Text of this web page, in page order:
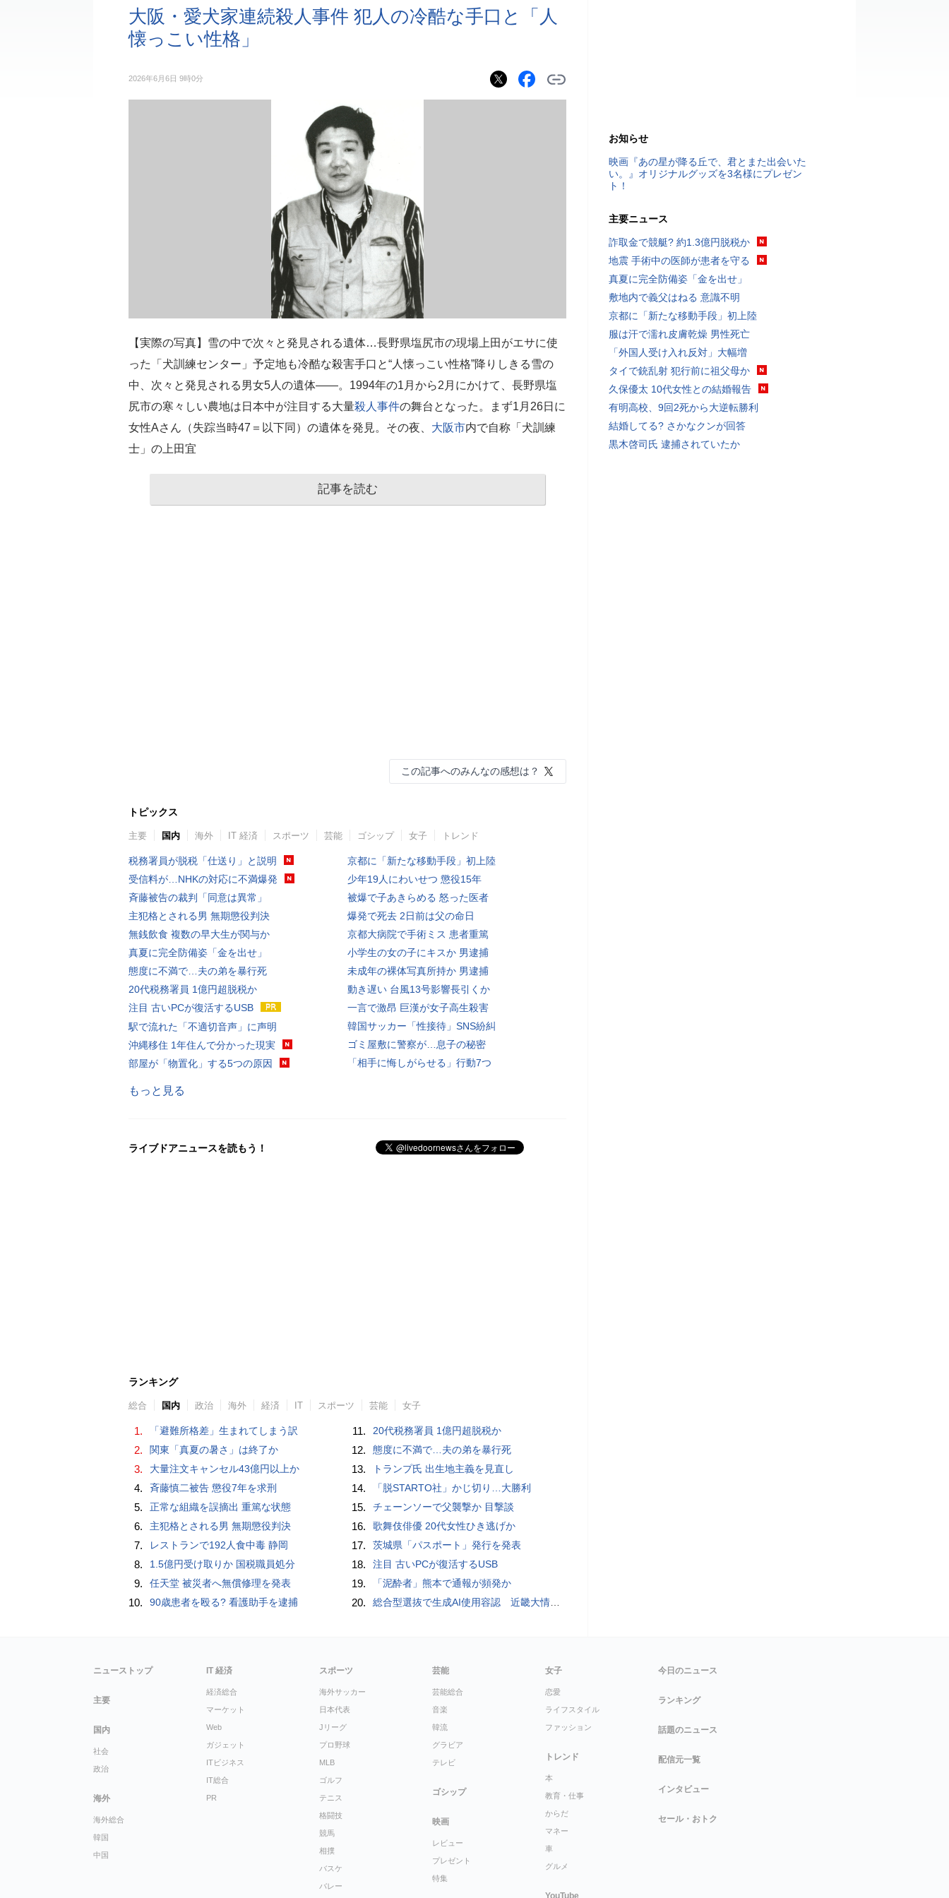
大阪・愛犬家連続殺人事件 犯人の冷酷な手口と「人
懐っこい性格」
2026年6月6日 9時0分
【実際の写真】雪の中で次々と発見される遺体…長野県塩尻市の現場上田がエサに使
った「犬訓練センター」予定地も冷酷な殺害手口と“人懐っこい性格”降りしきる雪の
中、次々と発見される男女5人の遺体――。1994年の1月から2月にかけて、長野県塩
尻市の寒々しい農地は日本中が注目する大量殺人事件の舞台となった。まず1月26日に
女性Aさん（失踪当時47＝以下同）の遺体を発見。その夜、 大阪市内で自称「犬訓練
士」の上田宜
記事を読む
この記事へのみんなの感想は？
トピックス
主要 国内 海外 IT 経済 スポーツ 芸能 ゴシップ 女子 トレンド
税務署員が脱税「仕送り」と説明
受信料が…NHKの対応に不満爆発
斉藤被告の裁判「同意は異常」
主犯格とされる男 無期懲役判決
無銭飲食 複数の早大生が関与か
真夏に完全防備姿「金を出せ」
態度に不満で…夫の弟を暴行死
20代税務署員 1億円超脱税か
注目 古いPCが復活するUSB
駅で流れた「不適切音声」に声明
沖縄移住 1年住んで分かった現実
部屋が「物置化」する5つの原因
京都に「新たな移動手段」初上陸
少年19人にわいせつ 懲役15年
被爆で子あきらめる 怒った医者
爆発で死去 2日前は父の命日
京都大病院で手術ミス 患者重篤
小学生の女の子にキスか 男逮捕
未成年の裸体写真所持か 男逮捕
動き遅い 台風13号影響長引くか
一言で激昂 巨漢が女子高生殺害
韓国サッカー「性接待」SNS紛糾
ゴミ屋敷に警察が…息子の秘密
「相手に悔しがらせる」行動7つ
もっと見る
ライブドアニュースを読もう！
ランキング
総合 国内 政治 海外 経済 IT スポーツ 芸能 女子
1. 「避難所格差」生まれてしまう訳
2. 関東「真夏の暑さ」は終了か
3. 大量注文キャンセル43億円以上か
4. 斉藤慎二被告 懲役7年を求刑
5. 正常な組織を誤摘出 重篤な状態
6. 主犯格とされる男 無期懲役判決
7. レストランで192人食中毒 静岡
8. 1.5億円受け取りか 国税職員処分
9. 任天堂 被災者へ無償修理を発表
10. 90歳患者を殴る? 看護助手を逮捕
11. 20代税務署員 1億円超脱税か
12. 態度に不満で…夫の弟を暴行死
13. トランプ氏 出生地主義を見直し
14. 「脱STARTO社」かじ切り…大勝利
15. チェーンソーで父襲撃か 目撃談
16. 歌舞伎俳優 20代女性ひき逃げか
17. 茨城県「パスポート」発行を発表
18. 注目 古いPCが復活するUSB
19. 「泥酔者」熊本で通報が頻発か
20. 総合型選抜で生成AI使用容認 近畿大情報学部、27年度
お知らせ
映画『あの星が降る丘で、君とまた出会いた
い。』オリジナルグッズを3名様にプレゼン
ト！
主要ニュース
詐取金で競艇? 約1.3億円脱税か
地震 手術中の医師が患者を守る
真夏に完全防備姿「金を出せ」
敷地内で義父はねる 意識不明
京都に「新たな移動手段」初上陸
服は汗で濡れ皮膚乾燥 男性死亡
「外国人受け入れ反対」大幅増
タイで銃乱射 犯行前に祖父母か
久保優太 10代女性との結婚報告
有明高校、9回2死から大逆転勝利
結婚してる? さかなクンが回答
黒木啓司氏 逮捕されていたか
ニューストップ
主要
国内
社会
政治
海外
海外総合
韓国
中国
IT 経済
経済総合
マーケット
Web
ガジェット
ITビジネス
IT総合
PR
スポーツ
海外サッカー
日本代表
Jリーグ
プロ野球
MLB
ゴルフ
テニス
格闘技
競馬
相撲
バスケ
バレー
芸能
芸能総合
音楽
韓流
グラビア
テレビ
ゴシップ
映画
レビュー
プレゼント
特集
女子
恋愛
ライフスタイル
ファッション
トレンド
本
教育・仕事
からだ
マネー
車
グルメ
YouTube
今日のニュース
ランキング
話題のニュース
配信元一覧
インタビュー
セール・おトク